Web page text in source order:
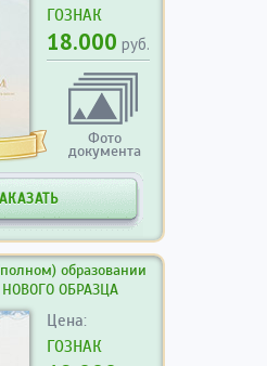
ГОЗНАК
18.000 руб.
Фото
документа
образовании
НОВОГО ОБРАЗЦА
Цена:
ГОЗНАК